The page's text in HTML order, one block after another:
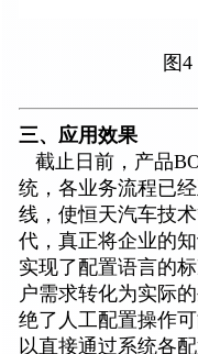
图
三、应用效果
截止日前，产品
统，各业务流程已
线，使恒天汽车技
代，真正将企业的
实现了配置语言的
户需求转化为实际
绝了人工配置操作
以直接通过系统各